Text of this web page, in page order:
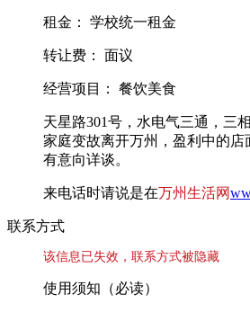
租金： 学校统一租金
转让费： 面议
经营项目： 餐饮美食
天星路301号，水电气三通，三
家庭变故离开万州，盈利中的店
有意向详谈。
来电话时请说是在万州生活网
联系方式
该信息已失效，联系方式被隐藏
使用须知（必读）